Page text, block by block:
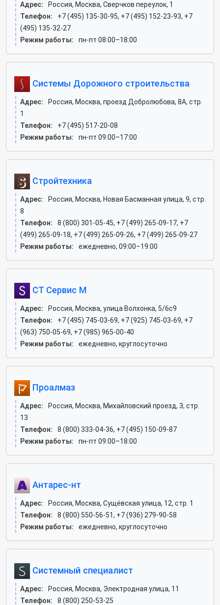
Адрес:
Россия, Москва, Сверчков переулок, 1
Телефон:
+7 (495) 135-30-95, +7 (495) 152-23-93, +7
(495) 135-32-27
Режим работы:
пн-пт 08:00–18:00
Системы Дорожного строительства
Адрес:
Россия, Москва, проезд Добролюбова, 8А, стр.
1
Телефон:
+7 (495) 517-20-08
Режим работы:
пн-пт 09:00–17:00
Стройтехника
Адрес:
Россия, Москва, Новая Басманная улица, 9, стр.
8
Телефон:
8 (800) 301-05-45, +7 (499) 265-09-17, +7
(499) 265-09-18, +7 (499) 265-09-26, +7 (499) 265-09-27
Режим работы:
ежедневно, 09:00–19:00
СТ Сервис М
Адрес:
Россия, Москва, улица Волхонка, 5/6с9
Телефон:
+7 (495) 745-03-69, +7 (925) 745-03-69, +7
(963) 750-05-69, +7 (985) 965-00-40
Режим работы:
ежедневно, круглосуточно
Проалмаз
Адрес:
Россия, Москва, Михайловский проезд, 3, стр.
13
Телефон:
8 (800) 333-04-36, +7 (495) 150-09-87
Режим работы:
пн-пт 09:00–18:00
Антарес-нт
Адрес:
Россия, Москва, Сущёвская улица, 12, стр. 1
Телефон:
8 (800) 550-56-51, +7 (936) 279-90-58
Режим работы:
ежедневно, круглосуточно
Системный специалист
Адрес:
Россия, Москва, Электродная улица, 11
Телефон:
8 (800) 250-53-25